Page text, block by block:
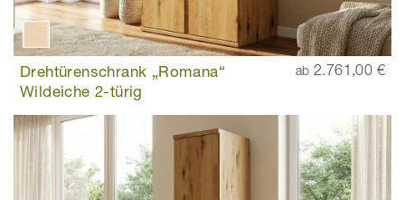
Drehtürenschrank „Romana“
Wildeiche 2-türig
ab 2.761,00 €